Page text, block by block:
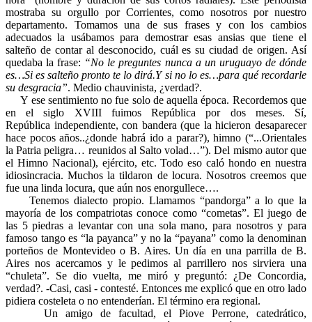
mostraba su orgullo por Corrientes, como nosotros por nuestro
departamento. Tomamos una de sus frases y con los cambios
adecuados la usábamos para demostrar esas ansias que tiene el
salteño de contar al desconocido, cuál es su ciudad de origen. Así
quedaba la frase: “No le preguntes nunca a un uruguayo de dónde
es…Si es salteño pronto te lo dirá.Y si no lo es…para qué recordarle
su desgracia”. Medio chauvinista, ¿verdad?.
Y ese sentimiento no fue solo de aquella época. Recordemos que
en el siglo XVIII fuimos República por dos meses. Sí,
República independiente, con bandera (que la hicieron desaparecer
hace pocos años..¿donde habrá ido a parar?), himno (“...Orientales
la Patria peligra… reunidos al Salto volad…”). Del mismo autor que
el Himno Nacional), ejército, etc. Todo eso caló hondo en nuestra
idiosincracia. Muchos la tildaron de locura. Nosotros creemos que
fue una linda locura, que aún nos enorgullece….
Tenemos dialecto propio. Llamamos “pandorga” a lo que la
mayoría de los compatriotas conoce como “cometas”. El juego de
las 5 piedras a levantar con una sola mano, para nosotros y para
famoso tango es “la payanca” y no la “payana” como la denominan
porteños de Montevideo o B. Aires. Un día en una parrilla de B.
Aires nos acercamos y le pedimos al parrillero nos sirviera una
“chuleta”. Se dio vuelta, me miró y preguntó: ¿De Concordia,
verdad?. -Casi, casi - contesté. Entonces me explicó que en otro lado
pidiera costeleta o no entenderían. El término era regional.
Un amigo de facultad, el Piove Perrone, catedrático,